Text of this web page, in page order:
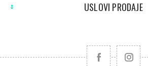
USLOVI PRODAJE